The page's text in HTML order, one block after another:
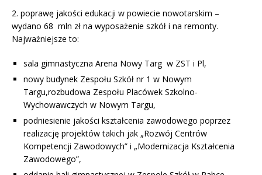
2. poprawę jakości edukacji w powiecie nowotarskim –
wydano 68 mln zł na wyposażenie szkół i na remonty.
Najważniejsze to:
sala gimnastyczna Arena Nowy Targ w ZST i Pl,
nowy budynek Zespołu Szkół nr 1 w Nowym
Targu,rozbudowa Zespołu Placówek Szkolno-
Wychowawczych w Nowym Targu,
podniesienie jakości kształcenia zawodowego poprzez
realizację projektów takich jak „Rozwój Centrów
Kompetencji Zawodowych” i „Modernizacja Kształcenia
Zawodowego”,